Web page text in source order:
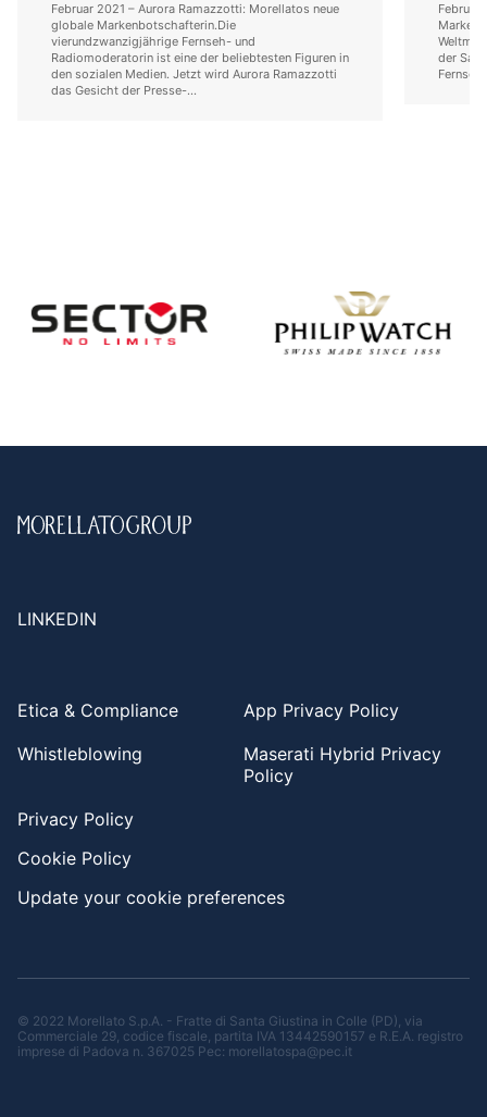
Februar 2021 – Aurora Ramazzotti: Morellatos neue
globale Markenbotschafterin.Die
vierundzwanzigjährige Fernseh- und
Radiomoderatorin ist eine der beliebtesten Figuren in
den sozialen Medien. Jetzt wird Aurora Ramazzotti
das Gesicht der Presse-...
Februar
der
LINKEDIN
Etica & Compliance
App Privacy Policy
Whistleblowing
Maserati Hybrid Privacy
Policy
Privacy Policy
Cookie Policy
Update your cookie preferences
© 2022 Morellato S.p.A. - Fratte di Santa Giustina in Colle (PD), via
Commerciale 29, codice fiscale, partita IVA 13442590157 e R.E.A. registro
imprese di Padova n. 367025 Pec: morellatospa@pec.it